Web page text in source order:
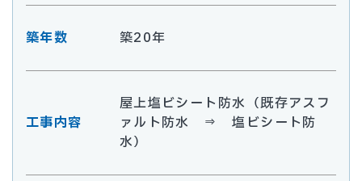
築年数 築20年
工事内容
屋上塩ビシート防水（既存アスフ
ァルト防水 ⇒ 塩ビシート防
水）